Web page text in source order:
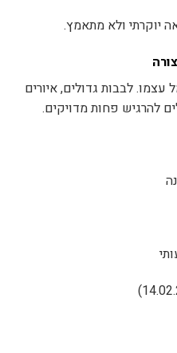
יוקרתי ולא מתאמץ.
לבבות גדולים, איורים
להרגיש פחות מדויקים.